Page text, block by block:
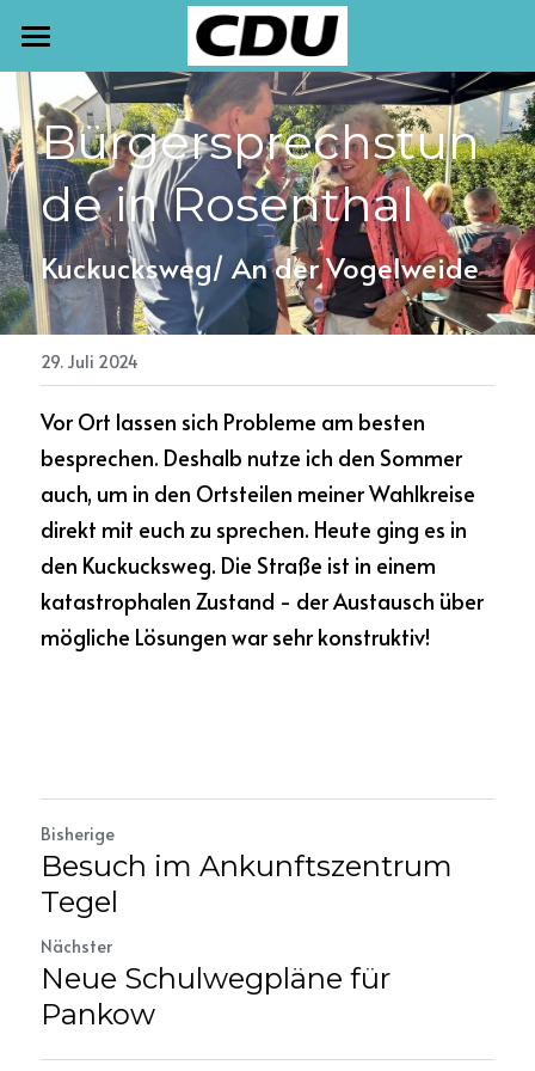
START
TERMINE
NEWSLETTER
AKTUELLES
PRESSE
MEINE ARBEIT
KONTAKT
Bürgersprechstun
de in Rosenthal
Kuckucksweg/ An der Vogelweide
29. Juli 2024
Vor Ort lassen sich Probleme am besten
besprechen. Deshalb nutze ich den Sommer
auch, um in den Ortsteilen meiner Wahlkreise
direkt mit euch zu sprechen. Heute ging es in
den Kuckucksweg. Die Straße ist in einem
katastrophalen Zustand - der Austausch über
mögliche Lösungen war sehr konstruktiv!
Bisherige
Besuch im Ankunftszentrum
Tegel
Nächster
Neue Schulwegpläne für
Pankow